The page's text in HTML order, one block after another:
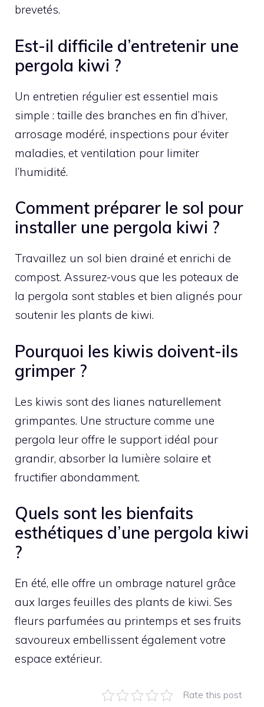
brevetés.
Est-il difficile d’entretenir une
pergola kiwi ?
Un entretien régulier est essentiel mais
simple : taille des branches en fin d’hiver,
arrosage modéré, inspections pour éviter
maladies, et ventilation pour limiter
l’humidité.
Comment préparer le sol pour
installer une pergola kiwi ?
Travaillez un sol bien drainé et enrichi de
compost. Assurez-vous que les poteaux de
la pergola sont stables et bien alignés pour
soutenir les plants de kiwi.
Pourquoi les kiwis doivent-ils
grimper ?
Les kiwis sont des lianes naturellement
grimpantes. Une structure comme une
pergola leur offre le support idéal pour
grandir, absorber la lumière solaire et
fructifier abondamment.
Quels sont les bienfaits
esthétiques d’une pergola kiwi
?
En été, elle offre un ombrage naturel grâce
aux larges feuilles des plants de kiwi. Ses
fleurs parfumées au printemps et ses fruits
savoureux embellissent également votre
espace extérieur.
Rate this post